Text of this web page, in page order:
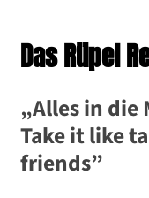
Das Rüpel
„Alles in die
Take it like
friends”